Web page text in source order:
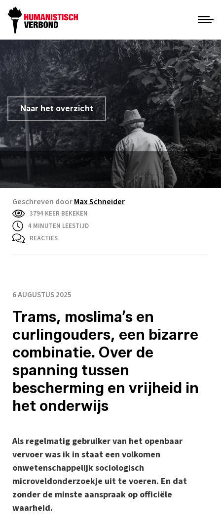
Naar het overzicht
Geschreven doorMax Schneider
3794 KEER BEKEKEN
4 MINUTEN LEESTIJD
REACTIES
6 AUGUSTUS 2025
Trams, moslima’s en
curlingouders, een bizarre
combinatie. Over de
spanning tussen
bescherming en vrijheid in
het onderwijs
Als regelmatig gebruiker van het openbaar
vervoer was ik in staat een volkomen
onwetenschappelijk sociologisch
microveldonderzoekje uit te voeren. En dat
zonder de minste aanspraak op officiële
waarheid.